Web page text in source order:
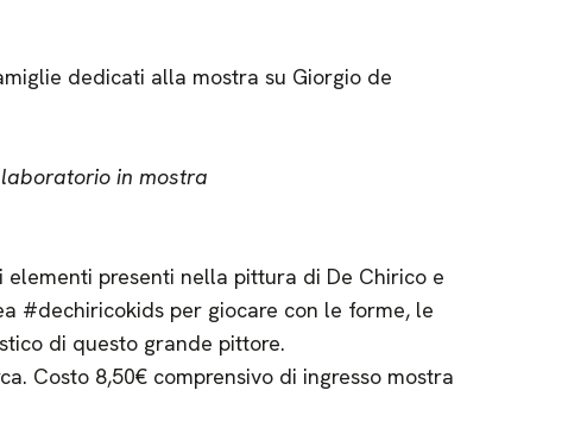
dedicati alla mostra su Giorgio de
in mostra
presenti nella pittura di De Chirico e
#dechiricokids per giocare con le forme, le
di questo grande pittore.
Costo 8,50€ comprensivo di ingresso mostra